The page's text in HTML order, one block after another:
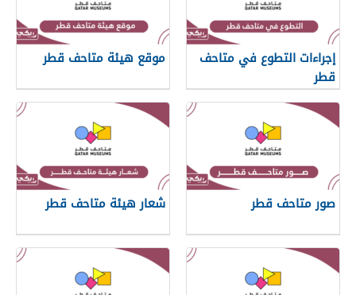
إجراءات التطوع في متاحف
قطر
موقع هيئة متاحف قطر
صور متاحف قطر شعار هيئة متاحف قطر